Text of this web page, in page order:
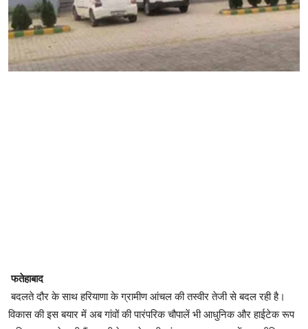
फतेहाबाद
बदलते दौर के साथ हरियाणा के ग्रामीण आंचल की तस्वीर तेजी से बदल रही है।
विकास की इस बयार में अब गांवों की पारंपरिक चौपालें भी आधुनिक और हाईटेक रूप